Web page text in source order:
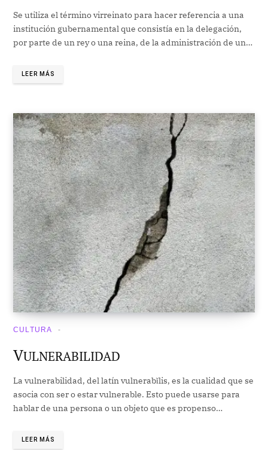
Se utiliza el término virreinato para hacer referencia a una
institución gubernamental que consistía en la delegación,
por parte de un rey o una reina, de la administración de un…
LEER MÁS
CULTURA
VULNERABILIDAD
La vulnerabilidad, del latín vulnerabĭlis, es la cualidad que se
asocia con ser o estar vulnerable. Esto puede usarse para
hablar de una persona o un objeto que es propenso…
LEER MÁS